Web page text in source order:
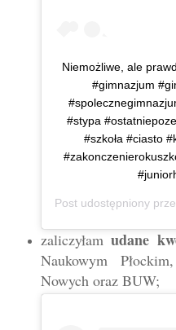
Niemożliwe, ale
#gimnazjum
#stypa
#szkoła #ciasto
Post udostępniony
zaliczyłamudane
Naukowym
Nowych oraz BUW;